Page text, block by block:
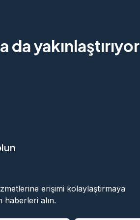
da yakınlaştırıyor
erişimi kolaylaştırmaya
haberleri alın.